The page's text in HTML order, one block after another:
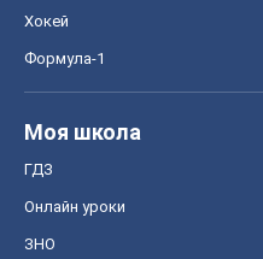
Хокей
Формула-1
Моя школа
ГДЗ
Онлайн уроки
ЗНО